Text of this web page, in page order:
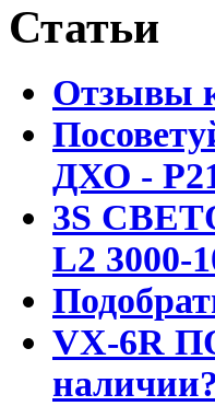
Статьи
Отзывы
ДХО -
3S
L2 3000-
VX-6R
наличии?